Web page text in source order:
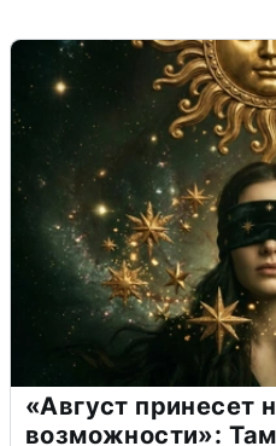
«Август принесет
возможности»: